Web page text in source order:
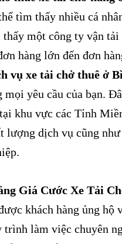
tìm thấy nhiều cá
một công ty vận tải
hàng lớn đến đơn
vụ xe tải chở thuê ở
mọi yêu cầu của bạn.
khu vực các Tỉnh
lượng dịch vụ cũng
Giá Cước Xe Tải
khách hàng ủng hộ
trình làm việc chuyên